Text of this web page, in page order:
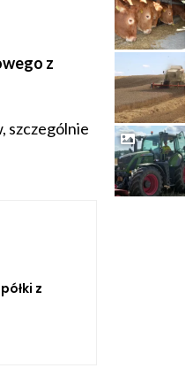
z
szczególnie
z